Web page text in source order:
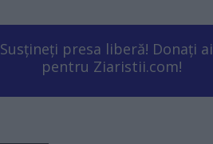
Susțineți presa liberă! Donați
pentru Ziaristii.com!